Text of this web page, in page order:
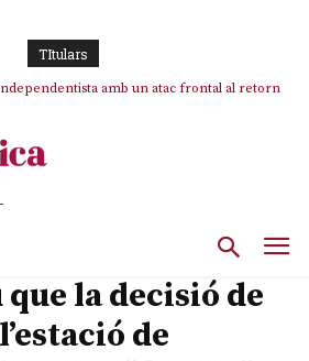
TItulars
amb un atac frontal al retorn
que la decisió de
de